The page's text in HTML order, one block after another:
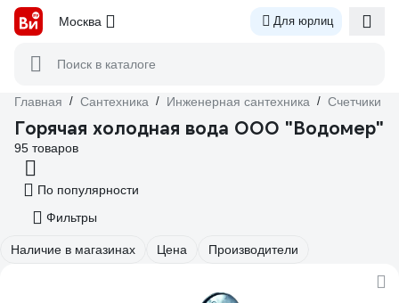
Москва Для юрлиц
Поиск в каталоге
Главная / Сантехника / Инженерная сантехника / Счетчики и
Горячая холодная вода ООО "Водомер"
95 товаров
По популярности
Фильтры
Наличие в магазинах Цена Производители